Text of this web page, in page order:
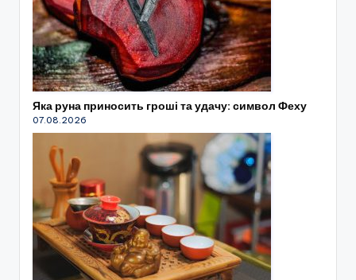
Яка руна приносить гроші та удачу: символ Феху
07.08.2026